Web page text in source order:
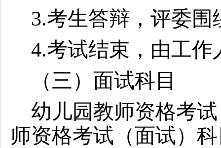
3.考生答辩，评委
4.考试结束，由工
（三）面试科目
幼儿园教师资格考
师资格考试（面试）